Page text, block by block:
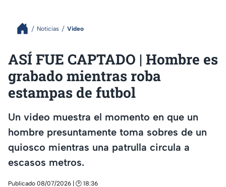
Noticias Video
ASÍ FUE CAPTADO | Hombre es
grabado mientras roba
estampas de futbol
Un video muestra el momento en que un
hombre presuntamente toma sobres de un
quiosco mientras una patrulla circula a
escasos metros.
Publicado 08/07/2026 | 🕑 18:36